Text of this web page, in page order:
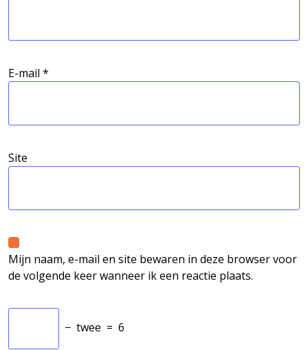
E-mail *
Site
Mijn naam, e-mail en site bewaren in deze browser voor
de volgende keer wanneer ik een reactie plaats.
− twee = 6